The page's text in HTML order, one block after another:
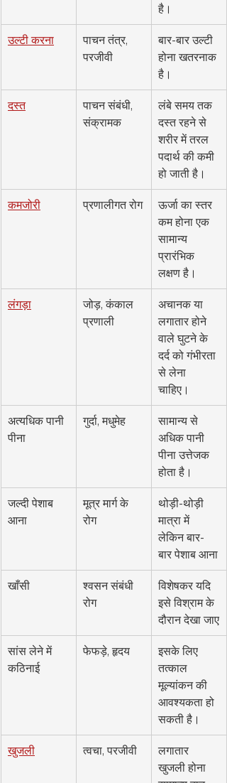
है।
उल्टी करना
पाचन तंत्र,
परजीवी
बार-बार उल्टी
होना खतरनाक
है।
दस्त
पाचन संबंधी,
संक्रामक
लंबे समय तक
दस्त रहने से
शरीर में तरल
पदार्थ की कमी
हो जाती है।
कमजोरी प्रणालीगत रोग
ऊर्जा का स्तर
कम होना एक
सामान्य
प्रारंभिक
लक्षण है।
लंगड़ा
जोड़, कंकाल
प्रणाली
अचानक या
लगातार होने
वाले घुटने के
दर्द को गंभीरता
से लेना
चाहिए।
अत्यधिक पानी
पीना
गुर्दा, मधुमेह
सामान्य से
अधिक पानी
पीना उत्तेजक
होता है।
जल्दी पेशाब
आना
मूत्र मार्ग के
रोग
थोड़ी-थोड़ी
मात्रा में
लेकिन बार-
बार पेशाब आना
खाँसी
श्वसन संबंधी
रोग
विशेषकर यदि
इसे विश्राम के
दौरान देखा जाए
सांस लेने में
कठिनाई
फेफड़े, हृदय
इसके लिए
तत्काल
मूल्यांकन की
आवश्यकता हो
सकती है।
खुजली त्वचा, परजीवी
लगातार
खुजली होना